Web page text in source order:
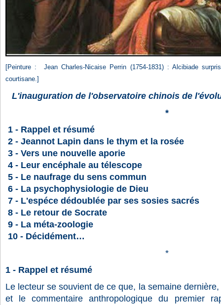
[Peinture : Jean Charles-Nicaise Perrin (1754-1831) : Alcibiade
courtisane.]
L'inauguration de l'observatoire chinois de
*
1 - Rappel et résumé
2 - Jeannot Lapin dans le thym et la rosée
3 - Vers une nouvelle aporie
4 - Leur encéphale au télescope
5 - Le naufrage du sens commun
6 - La psychophysiologie de Dieu
7 - L'espéce dédoublée par ses sosies sacrés
8 - Le retour de Socrate
9 - La méta-zoologie
10 - Décidément…
*
1 - Rappel et résumé
Le lecteur se souvient de ce que, la semaine
et le commentaire anthropologique du premier